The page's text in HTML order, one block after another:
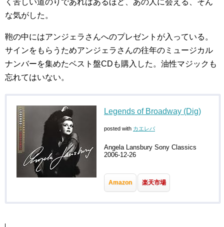
く苦しい道のりであればあるほど、あの人に会える、そん
な気がした。
鞄の中にはアンジェラさんへのプレゼントが入っている。
サインをもらうためアンジェラさんの往年のミュージカル
ナンバーを集めたベスト盤CDも購入した。油性マジックも
忘れてはいない。
Legends of Broadway (Dig)
posted with カエレバ
Angela Lansbury Sony Classics
2006-12-26
Amazon 楽天市場